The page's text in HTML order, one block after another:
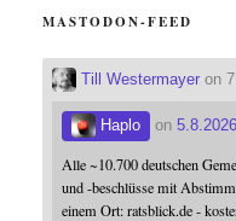
MASTODON-FEED
Till Westermayer on
Haplo on
Alle ~10.700 deutschen
und -beschlüsse mit
einem Ort: ratsblick.de -